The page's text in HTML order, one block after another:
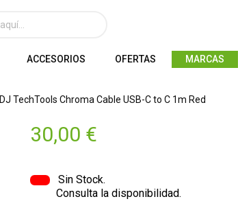
ACCESORIOS OFERTAS MARCAS
DJ TechTools Chroma Cable USB-C to C 1m Red
30,00 €
Sin Stock.
Consulta la disponibilidad.